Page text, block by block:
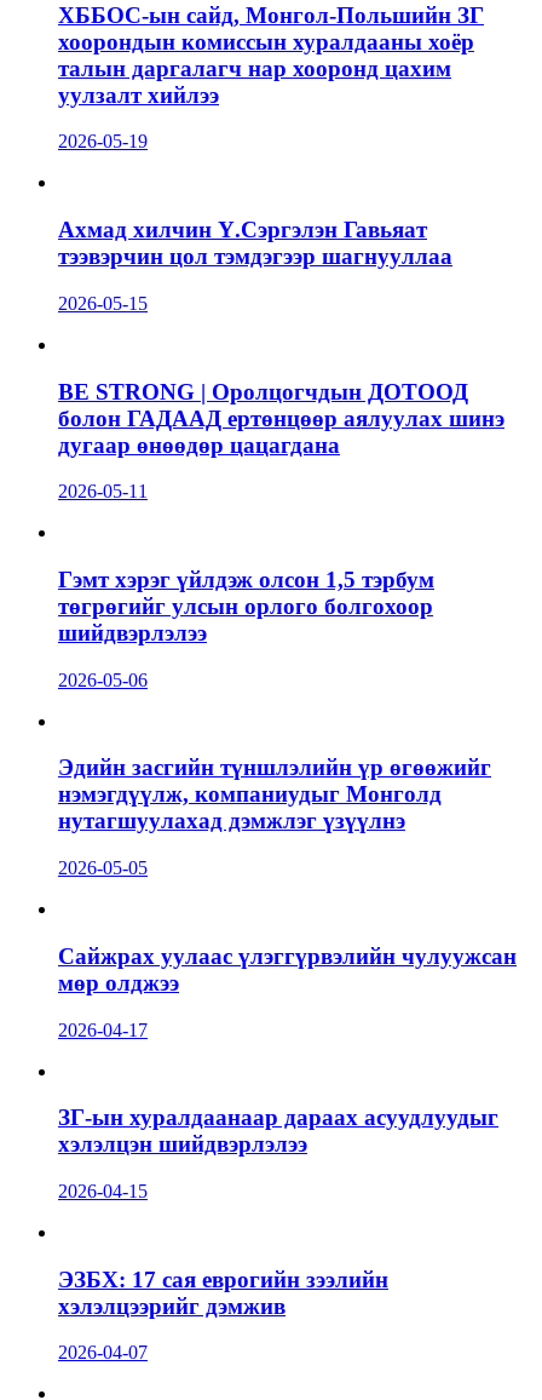
ХББОС-ын сайд, Монгол-Польшийн ЗГ
хоорондын комиссын хуралдааны хоёр
талын даргалагч нар хооронд цахим
уулзалт хийлээ
2026-05-19
Ахмад хилчин Ү.Сэргэлэн Гавьяат
тээвэрчин цол тэмдэгээр шагнууллаа
2026-05-15
BE STRONG | Оролцогчдын ДОТООД
болон ГАДААД ертөнцөөр аялуулах шинэ
дугаар өнөөдөр цацагдана
2026-05-11
Гэмт хэрэг үйлдэж олсон 1,5 тэрбум
төгрөгийг улсын орлого болгохоор
шийдвэрлэлээ
2026-05-06
Эдийн засгийн түншлэлийн үр өгөөжийг
нэмэгдүүлж, компаниудыг Монголд
нутагшуулахад дэмжлэг үзүүлнэ
2026-05-05
Сайжрах уулаас үлэггүрвэлийн чулуужсан
мөр олджээ
2026-04-17
ЗГ-ын хуралдаанаар дараах асуудлуудыг
хэлэлцэн шийдвэрлэлээ
2026-04-15
ЭЗБХ: 17 сая еврогийн зээлийн
хэлэлцээрийг дэмжив
2026-04-07